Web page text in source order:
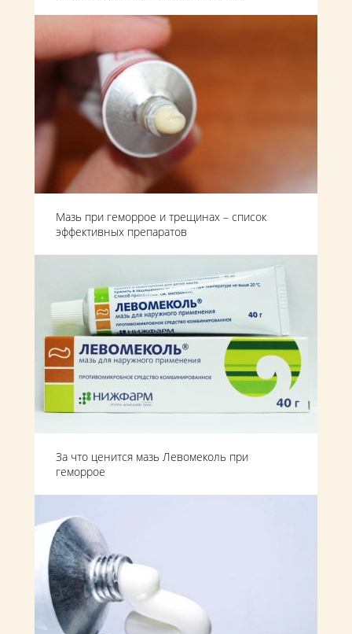
Мазь при геморрое и трещинах – список
эффективных препаратов
За что ценится мазь Левомеколь при
геморрое